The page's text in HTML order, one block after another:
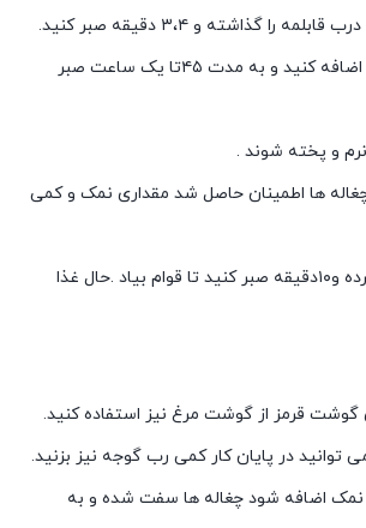
را گذاشته و ۳،۴ دقیقه صبر کنید.
سپس ۴ لیوان آب را اضافه کنید و به مدت ۴۵تا یک ساعت صبر
و پخته شوند .
ها اطمینان حاصل شد مقداری نمک و کمی
غوره به آنها اضافه کرده و۱۰دقیقه صبر کنید تا قوام بیاد .حال غذا
نمک اضافه شود چغاله ها سفت شده و به